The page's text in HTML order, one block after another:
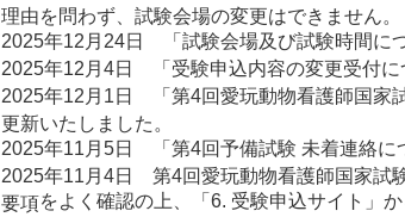
理由を問わず、試験会場の変更はできません。
2025年12月24日 「 試験会場及び試験時間に
2025年12月4日 「 受験申込内容の変更受付に
2025年12月1日 「 第4回愛玩動物看護師国家
更新いたしました。
2025年11月5日 「 第4回予備試験 未着連絡に
2025年11月4日 第4回愛玩動物看護師国家試
要項をよく確認の上、「 6. 受験申込サイト 」